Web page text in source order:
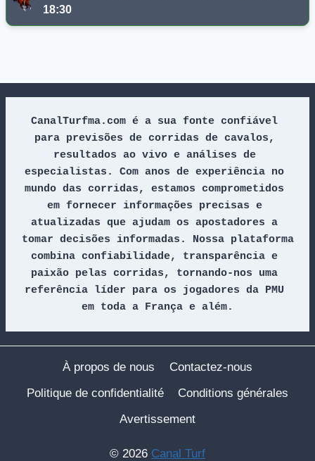
18:30
CanalTurfma.com é a sua fonte confiável
para previsões de corridas de cavalos,
resultados ao vivo e análises de
especialistas. Com anos de experiência no
mundo das corridas, estamos comprometidos
em fornecer informações precisas e
atualizadas que ajudam os apostadores a
tomar decisões informadas. Nossa plataforma
combina confiabilidade, transparência e
paixão pelas corridas, tornando-nos uma
referência líder para os jogadores da PMU
em toda a França e além.
À propos de nous
Contactez-nous
Politique de confidentialité
Conditions générales
Avertissement
© 2026 Canal Turf